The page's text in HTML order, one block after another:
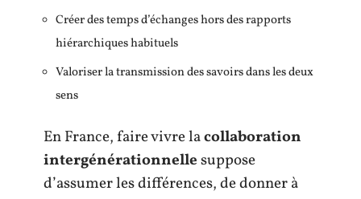
Créer des temps d’échanges hors des rapports
hiérarchiques habituels
Valoriser la transmission des savoirs dans les deux
sens
En France, faire vivre lacollaboration
intergénérationnellesuppose
d’assumer les différences, de donner à